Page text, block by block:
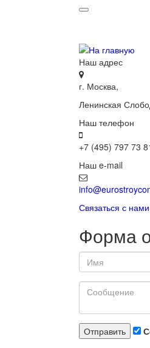
Наш адрес
г. Москва,
Ленинская
Наш телефон
+7 (495) 797 73
Наш e-mail
Связаться с нами
Форма